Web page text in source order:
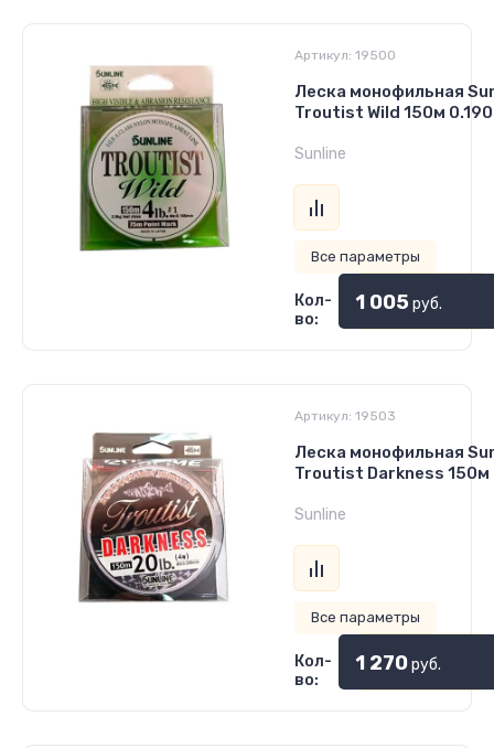
Артикул: 19500
Леска монофильная
Troutist Wild 150м
Sunline
Все параметры
Кол-
во:
1 005руб.
Артикул: 19503
Леска монофильная
Troutist Darkness 150м
Sunline
Все параметры
Кол-
во:
1 270руб.